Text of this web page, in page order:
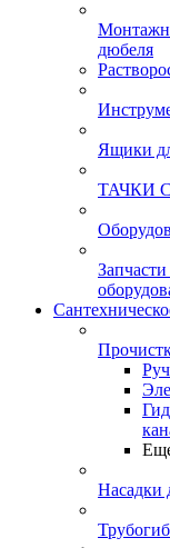
дюбеля
Ящики
ТАЧКИ
Насадки